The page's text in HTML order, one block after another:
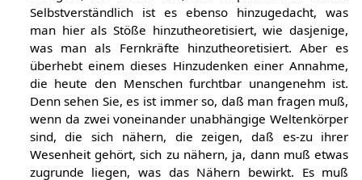
Selbstverständlich ist es ebenso hinzugedacht, was
man hier als Stöße hinzutheoretisiert, wie dasjenige,
was man als Fernkräfte hinzutheoretisiert. Aber es
überhebt einem dieses Hinzudenken einer Annahme,
die heute den Menschen furchtbar unangenehm ist.
Denn sehen Sie, es ist immer so, daß man fragen muß,
wenn da zwei voneinander unabhängige Weltenkörper
sind, die sich nähern, die zeigen, daß es-zu ihrer
Wesenheit gehört, sich zu nähern, ja, dann muß etwas
zugrunde liegen, was das Nähern bewirkt. Es muß